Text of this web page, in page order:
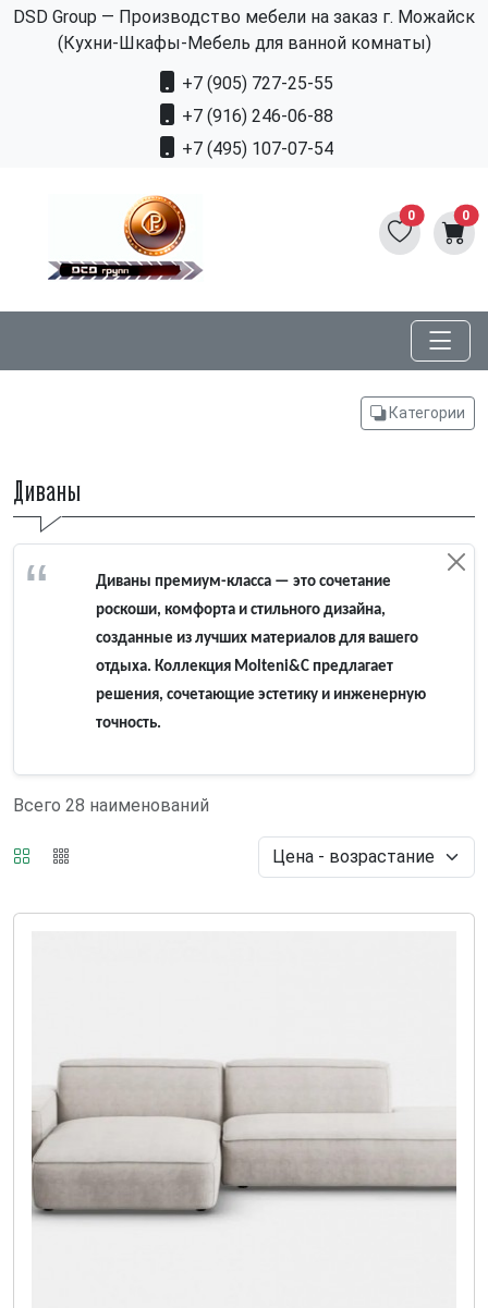
DSD Group — Производство мебели на заказ г. Можайск
(Кухни-Шкафы-Мебель для ванной комнаты)
+7 (905) 727-25-55
+7 (916) 246-06-88
+7 (495) 107-07-54
0 0
Категории
Диваны
Диваны премиум-класса — это сочетание
роскоши, комфорта и стильного дизайна,
созданные из лучших материалов для вашего
отдыха. Коллекция Molteni&C предлагает
решения, сочетающие эстетику и инженерную
точность.
Всего 28 наименований